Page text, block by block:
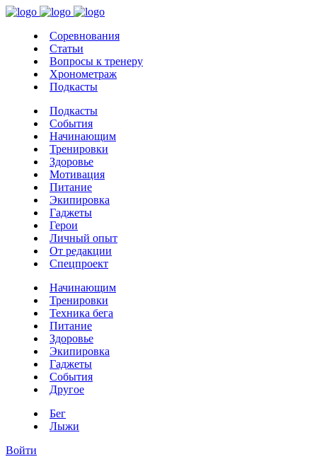
Соревнования
Статьи
Вопросы к тренеру
Хронометраж
Подкасты
Подкасты
События
Начинающим
Тренировки
Здоровье
Мотивация
Питание
Экипировка
Гаджеты
Герои
Личный опыт
От редакции
Спецпроект
Начинающим
Тренировки
Техника бега
Питание
Здоровье
Экипировка
Гаджеты
События
Другое
Бег
Лыжи
Войти